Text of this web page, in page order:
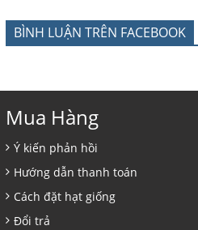
BÌNH LUẬN TRÊN FACEBOOK
Mua Hàng
Ý kiến phản hồi
Hướng dẫn thanh toán
Cách đặt hạt giống
Đổi trả